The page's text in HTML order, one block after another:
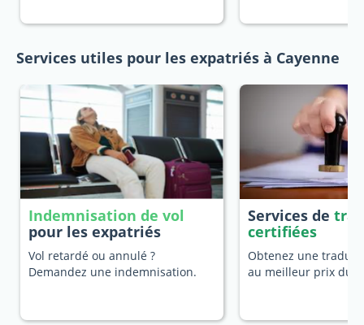
Services utiles pour les expatriés à Cayenne
Indemnisation de vol
pour les expatriés
Vol retardé ou annulé ?
Demandez une indemnisation.
Services de
certifiées
Obtenez une
au meilleur prix du